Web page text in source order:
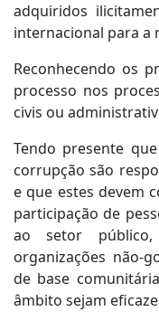
adquiridos
internacional para a
Reconhecendo os
processo nos
civis ou
Tendo presente
corrupção são
e que estes devem
participação de
ao setor
organizações não-
de base
âmbito sejam